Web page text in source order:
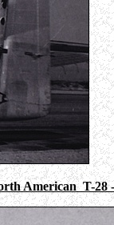
American T-28